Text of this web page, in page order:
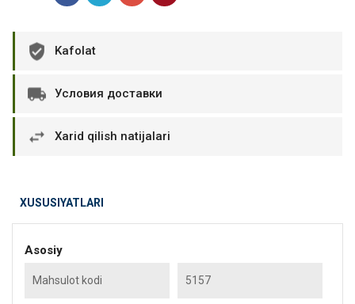
Kafolat
Условия доставки
Xarid qilish natijalari
XUSUSIYATLARI
Asosiy
Mahsulot kodi 5157